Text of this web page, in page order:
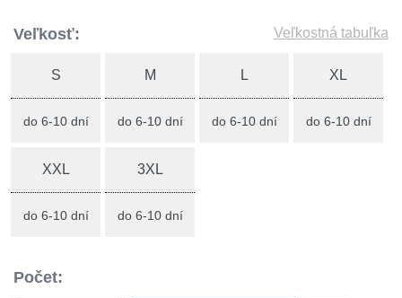
Veľkosť: Veľkostná tabuľka
S
do 6-10 dní
M
do 6-10 dní
L
do 6-10 dní
XL
do 6-10 dní
XXL
do 6-10 dní
3XL
do 6-10 dní
Počet: